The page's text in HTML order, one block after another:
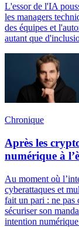
L'essor de l'IA
les managers
des équipes et
autant que
Chronique
Après les
numérique à
Au moment où
cyberattaques et
fait un pari : ne pas
sécuriser son
intention